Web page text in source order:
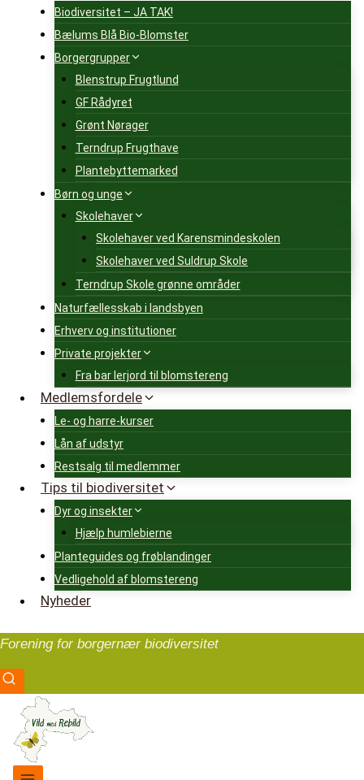
Biodiversitet – JA TAK!
Bælums Blå Bio-Blomster
Borgergrupper
Blenstrup Frugtlund
GF Rådyret
Grønt Nørager
Terndrup Frugthave
Plantebyttemarked
Børn og unge
Skolehaver
Skolehaver ved Karensmindeskolen
Skolehaver ved Suldrup Skole
Terndrup Skole grønne områder
Naturfællesskab i landsbyen
Erhverv og institutioner
Private projekter
Fra bar lerjord til blomstereng
Medlemsfordele
Le- og harre-kurser
Lån af udstyr
Restsalg til medlemmer
Tips til biodiversitet
Dyr og insekter
Hjælp humlebierne
Planteguides og frøblandinger
Vedligehold af blomstereng
Nyheder
Forening for borgernær biodiversitet